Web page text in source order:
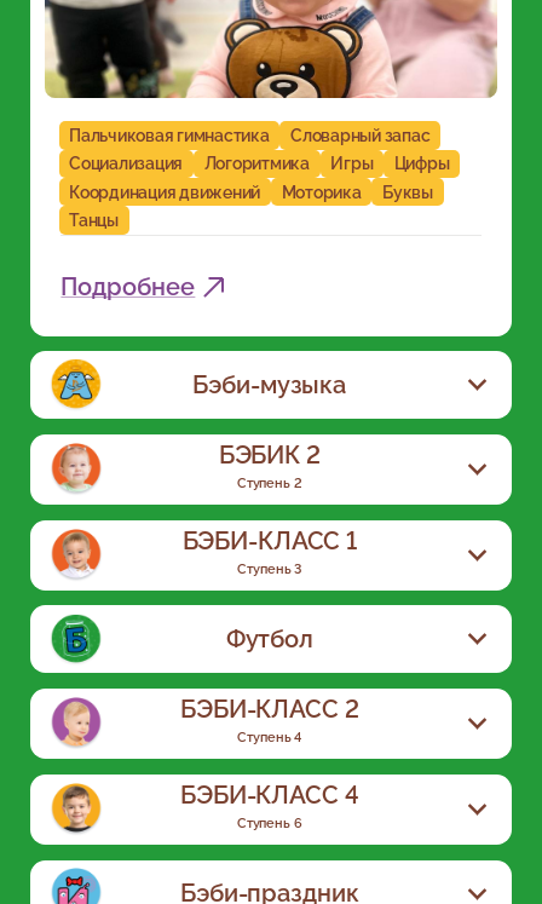
Пальчиковая гимнастика
Словарный запас
Социализация
Логоритмика Игры
Цифры
Координация движений
Моторика
Буквы
Танцы
Подробнее
Бэби-музыка
Основы ритма ПЕНИЕ
ИНСТРУМЕНТЫ
Жанры
Ноты
МУЗЫКАЛЬНОСТЬ
ГАРМОНИЯ
Подробнее
БЭБИК 2
Ступень 2
Логоритмика
Речь
Практическая деятельность
Координация
БЭБИ-КЛАСС 1
Ступень 3
Футбол
БЭБИ-КЛАСС 2
Ступень 4
БЭБИ-КЛАСС 4
Ступень 6
Бэби-праздник